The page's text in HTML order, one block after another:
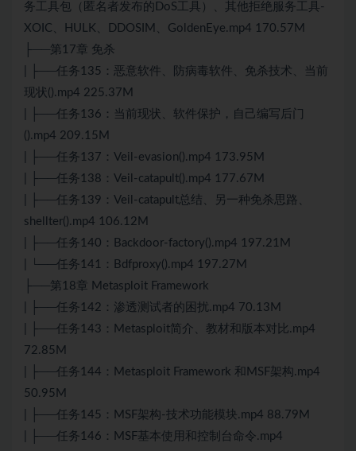
务工具包（匿名者发布的DoS工具）、其他拒绝服务工具-
XOIC、HULK、DDOSIM、GoldenEye.mp4 170.57M
├──第17章 免杀
| ├──任务135：恶意软件、防病毒软件、免杀技术、当前
现状().mp4 225.37M
| ├──任务136：当前现状、软件保护，自己编写后门
().mp4 209.15M
| ├──任务137：Veil-evasion().mp4 173.95M
| ├──任务138：Veil-catapult().mp4 177.67M
| ├──任务139：Veil-catapult总结、另一种免杀思路、
shellter().mp4 106.12M
| ├──任务140：Backdoor-factory().mp4 197.21M
| └──任务141：Bdfproxy().mp4 197.27M
├──第18章 Metasploit Framework
| ├──任务142：渗透测试者的困扰.mp4 70.13M
| ├──任务143：Metasploit简介、教材和版本对比.mp4
72.85M
| ├──任务144：Metasploit Framework 和MSF架构.mp4
50.95M
| ├──任务145：MSF架构-技术功能模块.mp4 88.79M
| ├──任务146：MSF基本使用和控制台命令.mp4